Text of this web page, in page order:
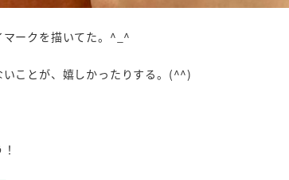
マークを描いてた。^_^
いことが、嬉しかったりする。(^^)